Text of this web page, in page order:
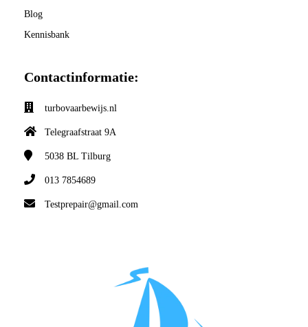
Blog
Kennisbank
Contactinformatie:
turbovaarbewijs.nl
Telegraafstraat 9A
5038 BL Tilburg
013 7854689
Testprepair@gmail.com